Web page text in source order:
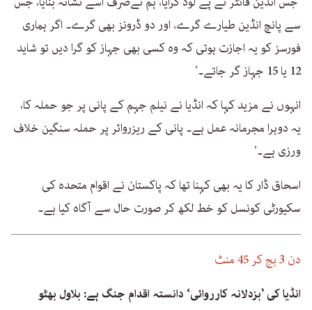
سے پانچ انڈین طیارے گرے، اور دو ڈرونز بھی گرے۔ اگر ہماری
فورسز کو یہ اجازت ہوتی کہ وہ کسی بھی جہاز کو گرا دیں تو شاید
12 یا 15 جہاز گر جاتے۔‘
انہوں نے مزید کہا کہ انڈیا نے نیلم جہم کے پانی پر جو حملہ کا،
یہ دوہرا مجرمانہ عمل ہے۔ پانی کے ریزروائر پر حملہ سنگین خلاف
ورزی ہے۔‘
اسحاق ڈار کا یہ بھی کہنا تھا کہ پاکستان نے اقوام متحدہ کی
سکیورٹی کونسل کو خط لکھ کر صورت حال سے آگاہ کیا ہے۔
دن 3 بج کر 45 منٹ
انڈیا کی ’بزدلانہ کارروائی‘ دانستہ اقدام جنگ ہے: بلاول بھٹو